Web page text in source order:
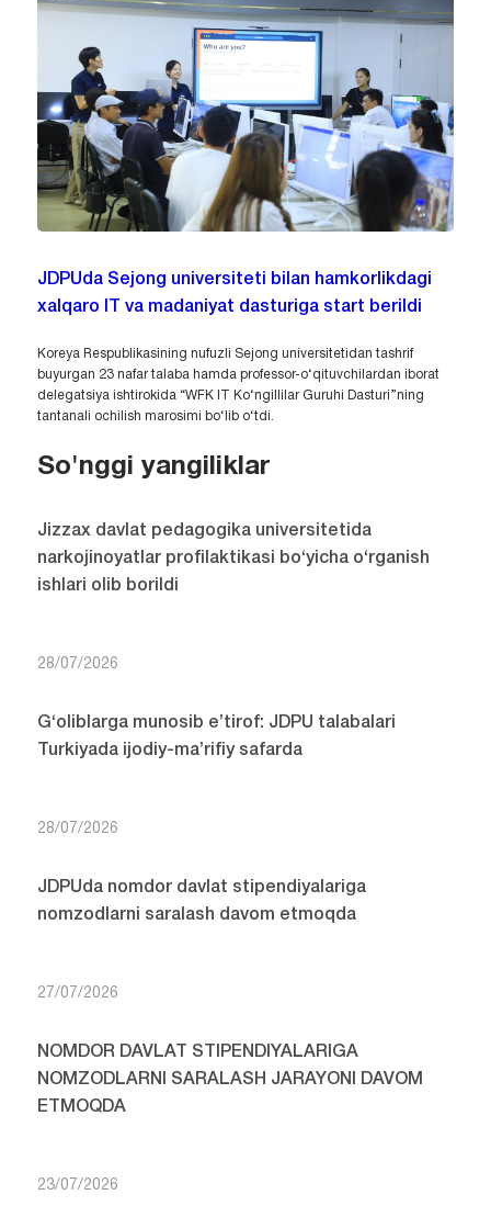
JDPUda Sejong universiteti bilan hamkorlikdagi
xalqaro IT va madaniyat dasturiga start berildi
Koreya Respublikasining nufuzli Sejong universitetidan tashrif
buyurgan 23 nafar talaba hamda professor-o‘qituvchilardan iborat
delegatsiya ishtirokida “WFK IT Ko‘ngillilar Guruhi Dasturi”ning
tantanali ochilish marosimi bo‘lib o‘tdi.
So'nggi yangiliklar
Jizzax davlat pedagogika universitetida
narkojinoyatlar profilaktikasi bo‘yicha o‘rganish
ishlari olib borildi
28/07/2026
G‘oliblarga munosib e’tirof: JDPU talabalari
Turkiyada ijodiy-ma’rifiy safarda
28/07/2026
JDPUda nomdor davlat stipendiyalariga
nomzodlarni saralash davom etmoqda
27/07/2026
NOMDOR DAVLAT STIPENDIYALARIGA
NOMZODLARNI SARALASH JARAYONI DAVOM
ETMOQDA
23/07/2026